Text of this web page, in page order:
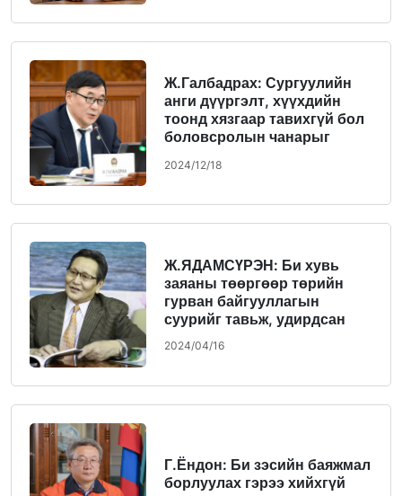
Ж.Галбадрах: Сургуулийн
анги дүүргэлт, хүүхдийн
тоонд хязгаар тавихгүй бол
боловсролын чанарыг
2024/12/18
Ж.ЯДАМСҮРЭН: Би хувь
заяаны төөргөөр төрийн
гурван байгууллагын
суурийг тавьж, удирдсан
2024/04/16
Г.Ёндон: Би зэсийн баяжмал
борлуулах гэрээ хийхгүй